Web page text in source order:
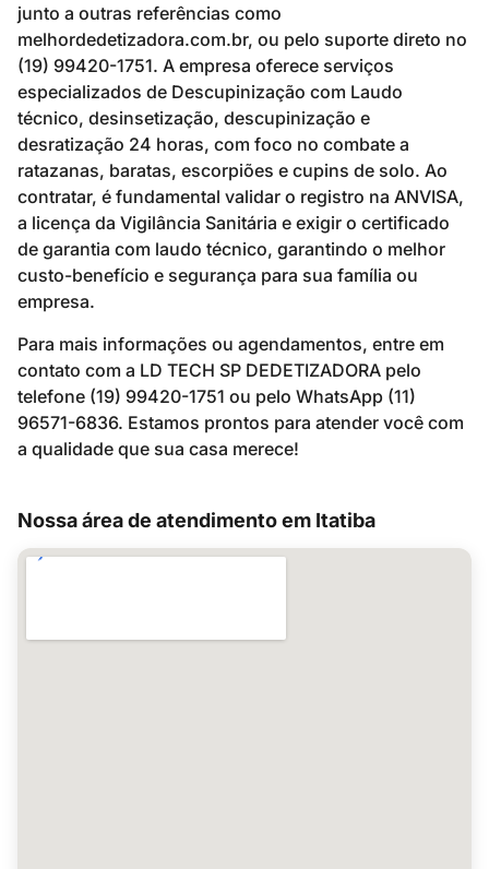
junto a outras referências como
melhordedetizadora.com.br, ou pelo suporte direto no
(19) 99420-1751. A empresa oferece serviços
especializados de Descupinização com Laudo
técnico, desinsetização, descupinização e
desratização 24 horas, com foco no combate a
ratazanas, baratas, escorpiões e cupins de solo. Ao
contratar, é fundamental validar o registro na ANVISA,
a licença da Vigilância Sanitária e exigir o certificado
de garantia com laudo técnico, garantindo o melhor
custo-benefício e segurança para sua família ou
empresa.
Para mais informações ou agendamentos, entre em
contato com a LD TECH SP DEDETIZADORA pelo
telefone (19) 99420-1751 ou pelo WhatsApp (11)
96571-6836. Estamos prontos para atender você com
a qualidade que sua casa merece!
Nossa área de atendimento em Itatiba